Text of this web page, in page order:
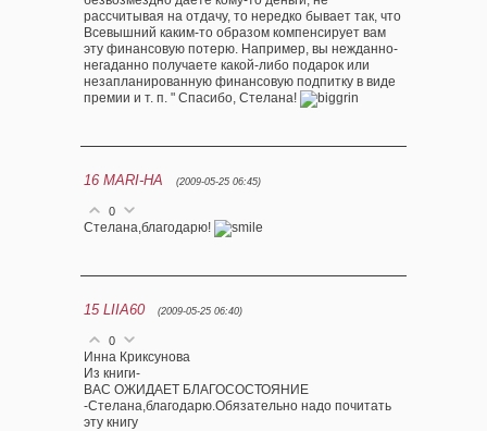
рассчитывая на отдачу, то нередко бывает так, что
Всевышний каким-то образом компенсирует вам
эту финансовую потерю. Например, вы нежданно-
негаданно получаете какой-либо подарок или
незапланированную финансовую подпитку в виде
премии и т. п. " Спасибо, Стелана!
16 MARI-HA (2009-05-25 06:45)
0
Стелана,благодарю!
15 LIIA60 (2009-05-25 06:40)
0
Инна Криксунова
Из книги-
ВАС ОЖИДАЕТ БЛАГОСОСТОЯНИЕ
-Стелана,благодарю.Обязательно надо почитать
эту книгу